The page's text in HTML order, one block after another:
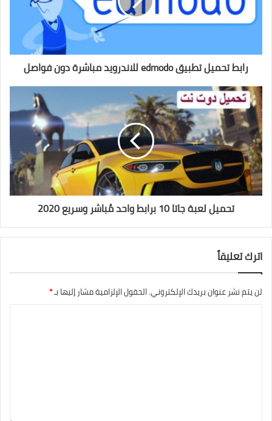
رابط تحميل تطبيق edmodo للاندرويد مباشرة دون فواصل
تحميل لعبة جاتا 10 برابط واحد مُباشر وسريع 2020
اترك تعليقاً
لن يتم نشر عنوان بريدك الإلكتروني.الحقول الإلزامية مشار إليها بـ*